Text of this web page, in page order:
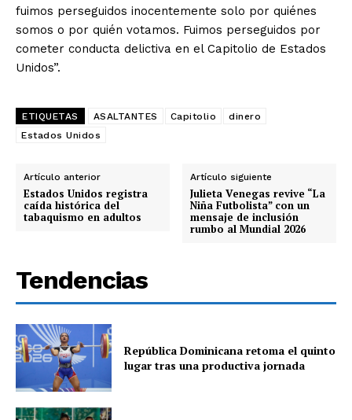
fuimos perseguidos inocentemente solo por quiénes
somos o por quién votamos. Fuimos perseguidos por
cometer conducta delictiva en el Capitolio de Estados
Unidos”.
ETIQUETAS ASALTANTES Capitolio
dinero
Estados Unidos
Artículo anterior
Estados Unidos registra
caída histórica del
tabaquismo en adultos
Artículo siguiente
Julieta Venegas revive “La
Niña Futbolista” con un
mensaje de inclusión
rumbo al Mundial 2026
Tendencias
República Dominicana retoma el quinto
lugar tras una productiva jornada